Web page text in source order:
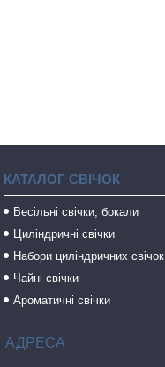
КАТАЛОГ СВІЧОК
Весільні свічки, бокали
Циліндричні свічки
Набори циліндричних свічок
Чайні свічки
Ароматичні свічки